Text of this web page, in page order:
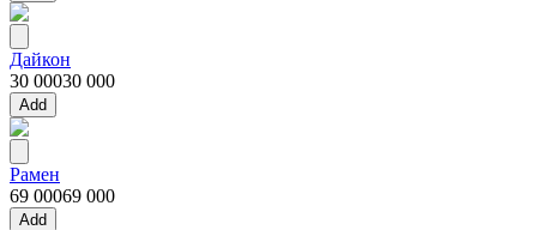
Дайкон
30 00030 000
Add
Рамен
69 00069 000
Add